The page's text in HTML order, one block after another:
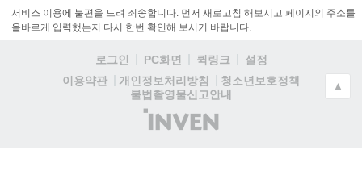
서비스 이용에 불편을 드려 죄송합니다. 먼저 새로고침 해보시고 페이지의 주소를
올바르게 입력했는지 다시 한번 확인해 보시기 바랍니다.
로그인 PC화면 퀵링크
설정
이용약관
개인정보처리방침
청소년보호정책
불법촬영물신고안내
(주)
인
▲